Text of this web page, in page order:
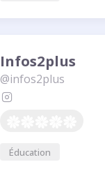
Infos2plus
@infos2plus
Éducation